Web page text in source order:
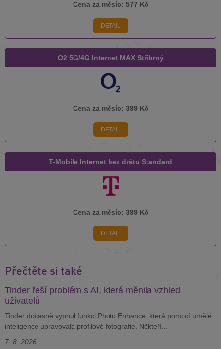
Cena za měsíc: 577 Kč
DETAIL
O2 5G/4G Internet MAX Stříbrný
Cena za měsíc: 399 Kč
DETAIL
T-Mobile Internet bez drátu Standard
Cena za měsíc: 399 Kč
DETAIL
Přečtěte si také
Tinder řeší problém s AI, která měnila vzhled
uživatelů
Tinder dočasně vypnul funkci Photo Enhance, která pomocí umělé
inteligence upravovala profilové fotografie. Někteří...
7. 8. 2026